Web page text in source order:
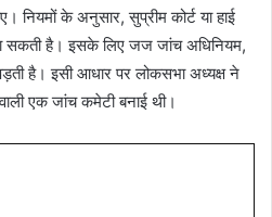
नियमों के अनुसार, सुप्रीम कोर्ट या हाई
सकती है। इसके लिए जज जांच अधिनियम,
है। इसी आधार पर लोकसभा अध्यक्ष ने
एक जांच कमेटी बनाई थी।